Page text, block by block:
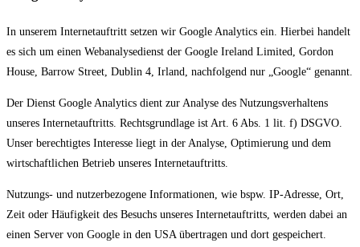
In unserem Internetauftritt setzen wir Google Analytics ein. Hierbei handelt
es sich um einen Webanalysedienst der Google Ireland Limited, Gordon
House, Barrow Street, Dublin 4, Irland, nachfolgend nur „Google“ genannt.
Der Dienst Google Analytics dient zur Analyse des Nutzungsverhaltens
unseres Internetauftritts. Rechtsgrundlage ist Art. 6 Abs. 1 lit. f) DSGVO.
Unser berechtigtes Interesse liegt in der Analyse, Optimierung und dem
wirtschaftlichen Betrieb unseres Internetauftritts.
Nutzungs- und nutzerbezogene Informationen, wie bspw. IP-Adresse, Ort,
Zeit oder Häufigkeit des Besuchs unseres Internetauftritts, werden dabei an
einen Server von Google in den USA übertragen und dort gespeichert.